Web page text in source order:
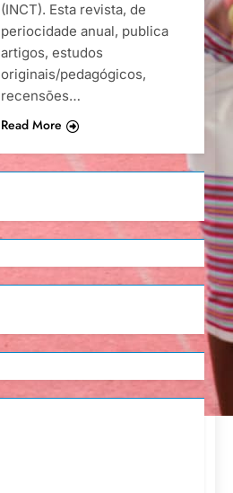
(INCT). Esta revista, de
periocidade anual, publica
artigos, estudos
originais/pedagógicos,
recensões…
Read More